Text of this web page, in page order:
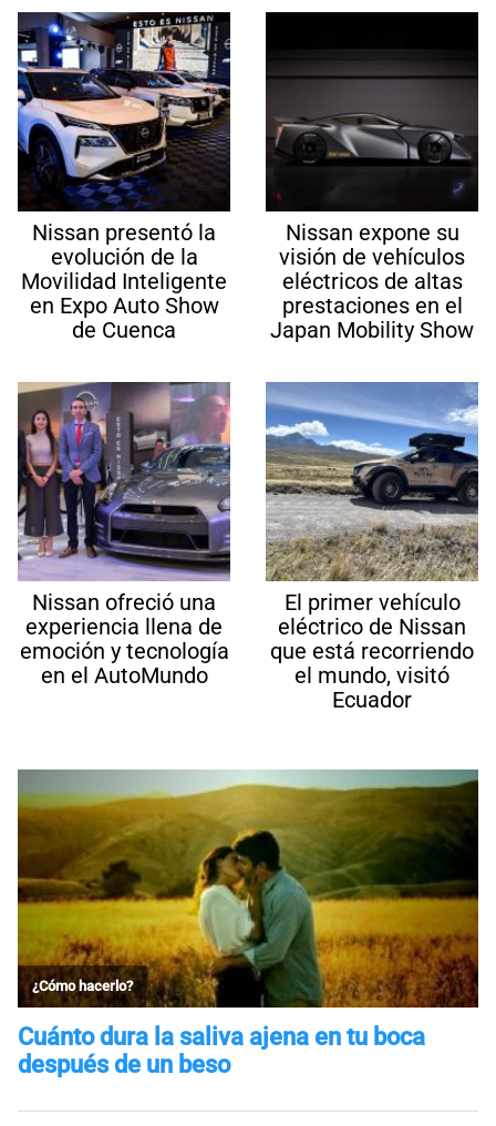
Nissan presentó la
evolución de la
Movilidad Inteligente
en Expo Auto Show
de Cuenca
Nissan expone su
visión de vehículos
eléctricos de altas
prestaciones en el
Japan Mobility Show
Nissan ofreció una
experiencia llena de
emoción y tecnología
en el AutoMundo
El primer vehículo
eléctrico de Nissan
que está recorriendo
el mundo, visitó
Ecuador